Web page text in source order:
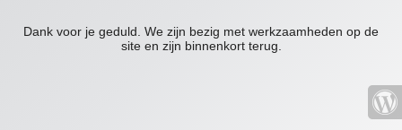
Dank voor je geduld. We zijn bezig met werkzaamheden op de
site en zijn binnenkort terug.